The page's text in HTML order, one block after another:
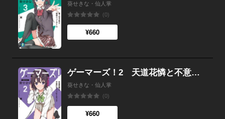
葵せきな・仙人掌
(0)
¥660
ゲーマーズ！2 天道花憐と不意打ちハッピーエンド
葵せきな・仙人掌
(0)
¥660